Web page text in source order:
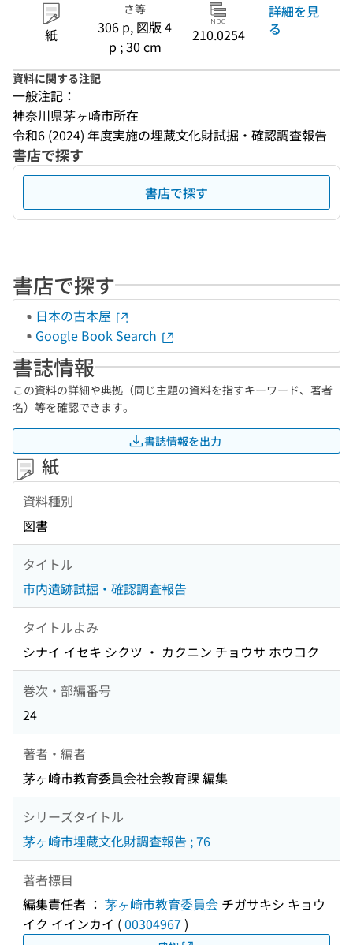
紙
さ等
306 p, 図版 4
p ; 30 cm
210.0254
詳細を見
る
資料に関する注記
一般注記：
神奈川県茅ヶ崎市所在
令和6 (2024) 年度実施の埋蔵文化財試掘・確認調査報告
書店で探す
書店で探す
書店で探す
日本の古本屋
Google Book Search
書誌情報
この資料の詳細や典拠（同じ主題の資料を指すキーワード、著者
名）等を確認できます。
書誌情報を出力
紙
資料種別
図書
タイトル
市内遺跡試掘・確認調査報告
タイトルよみ
シナイ イセキ シクツ ・ カクニン チョウサ ホウコク
巻次・部編番号
24
著者・編者
茅ヶ崎市教育委員会社会教育課 編集
シリーズタイトル
茅ヶ崎市埋蔵文化財調査報告 ; 76
著者標目
編集責任者 ： 茅ヶ崎市教育委員会 チガサキシ キョウ
イク イインカイ (00304967 )